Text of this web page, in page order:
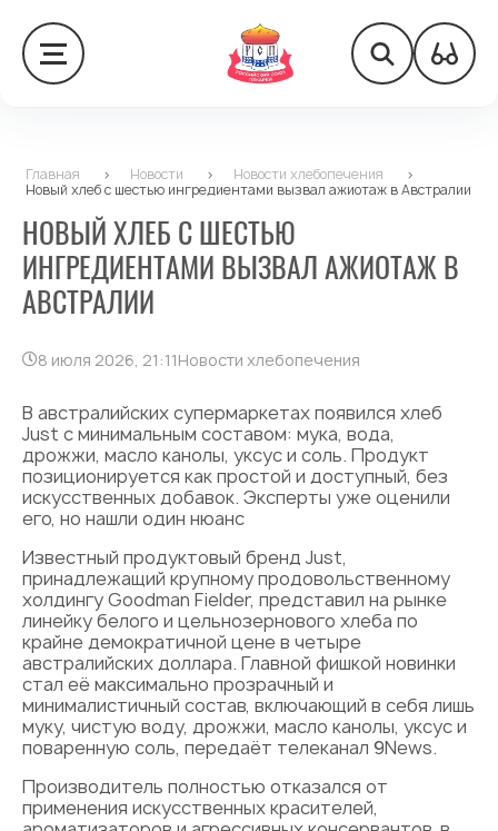
Главная > Новости > Новости хлебопечения
>
Новый хлеб с шестью ингредиентами вызвал ажиотаж в Австралии
НОВЫЙ ХЛЕБ С ШЕСТЬЮ
ИНГРЕДИЕНТАМИ ВЫЗВАЛ АЖИОТАЖ В
АВСТРАЛИИ
8 июля 2026, 21:11Новости хлебопечения
В австралийских супермаркетах появился хлеб
Just с минимальным составом: мука, вода,
дрожжи, масло канолы, уксус и соль. Продукт
позиционируется как простой и доступный, без
искусственных добавок. Эксперты уже оценили
его, но нашли один нюанс
Известный продуктовый бренд Just,
принадлежащий крупному продовольственному
холдингу Goodman Fielder, представил на рынке
линейку белого и цельнозернового хлеба по
крайне демократичной цене в четыре
австралийских доллара. Главной фишкой новинки
стал её максимально прозрачный и
минималистичный состав, включающий в себя лишь
муку, чистую воду, дрожжи, масло канолы, уксус и
поваренную соль, передаёт телеканал 9News.
Производитель полностью отказался от
применения искусственных красителей,